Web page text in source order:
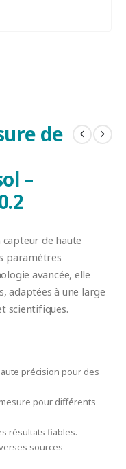
de
–
capteur de haute
paramètres
avancée, elle
adaptées à une large
scientifiques.
précision pour des
pour différents
résultats fiables.
sources